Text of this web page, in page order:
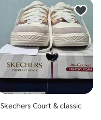
Skechers Court & classic